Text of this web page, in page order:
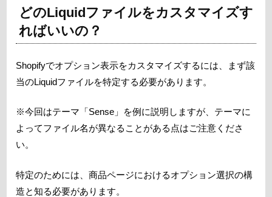
どのLiquidファイルをカスタマイズす
ればいいの？
Shopifyでオプション表示をカスタマイズするには、まず該
当のLiquidファイルを特定する必要があります。
※今回はテーマ「Sense」を例に説明しますが、テーマに
よってファイル名が異なることがある点はご注意くださ
い。
特定のためには、商品ページにおけるオプション選択の構
造と知る必要があります。